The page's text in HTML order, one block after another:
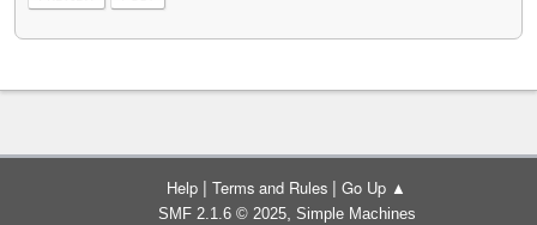
Help | Terms and Rules | Go Up ▲
SMF 2.1.6 © 2025, Simple Machines